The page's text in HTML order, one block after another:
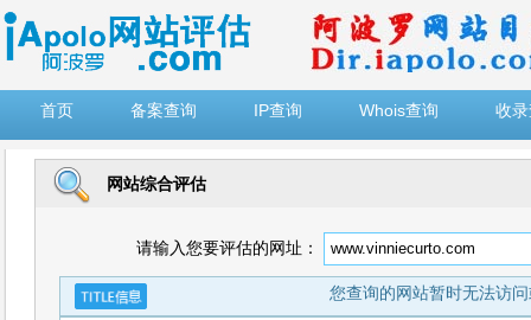
首页
备案查询 IP查询 Whois查询 收
网站综合评估
请输入您要评估的网址：
您查询的网站暂时无法访